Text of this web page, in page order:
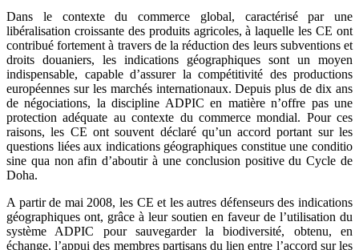
Dans le contexte du commerce global, caractérisé par une
libéralisation croissante des produits agricoles, à laquelle les CE ont
contribué fortement à travers de la réduction des leurs subventions et
droits douaniers, les indications géographiques sont un moyen
indispensable, capable d’assurer la compétitivité des productions
européennes sur les marchés internationaux. Depuis plus de dix ans
de négociations, la discipline ADPIC en matière n’offre pas une
protection adéquate au contexte du commerce mondial. Pour ces
raisons, les CE ont souvent déclaré qu’un accord portant sur les
questions liées aux indications géographiques constitue une conditio
sine qua non afin d’aboutir à une conclusion positive du Cycle de
Doha.
A partir de mai 2008, les CE et les autres défenseurs des indications
géographiques ont, grâce à leur soutien en faveur de l’utilisation du
système ADPIC pour sauvegarder la biodiversité, obtenu, en
échange, l’appui des membres partisans du lien entre l’accord sur les